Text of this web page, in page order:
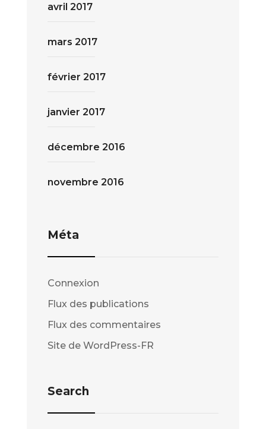
avril 2017
mars 2017
février 2017
janvier 2017
décembre 2016
novembre 2016
Méta
Connexion
Flux des publications
Flux des commentaires
Site de WordPress-FR
Search